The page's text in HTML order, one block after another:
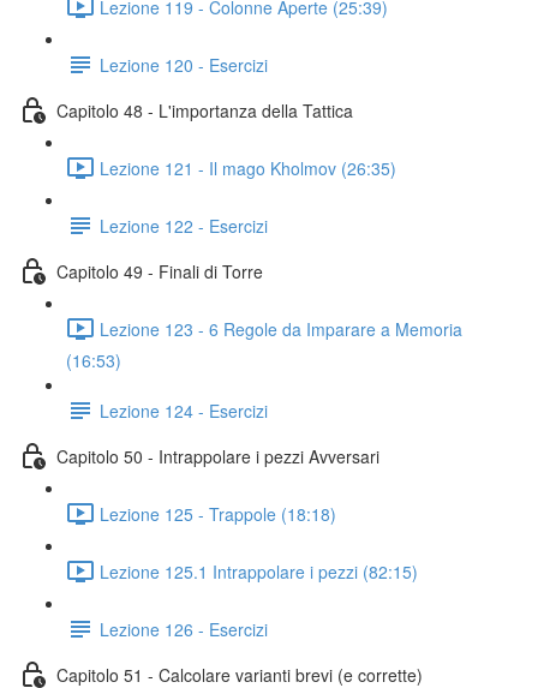
Lezione 119 - Colonne Aperte (25:39)
Lezione 120 - Esercizi
Capitolo 48 - L'importanza della Tattica
Lezione 121 - Il mago Kholmov (26:35)
Lezione 122 - Esercizi
Capitolo 49 - Finali di Torre
Lezione 123 - 6 Regole da Imparare a Memoria
(16:53)
Lezione 124 - Esercizi
Capitolo 50 - Intrappolare i pezzi Avversari
Lezione 125 - Trappole (18:18)
Lezione 125.1 Intrappolare i pezzi (82:15)
Lezione 126 - Esercizi
Capitolo 51 - Calcolare varianti brevi (e corrette)